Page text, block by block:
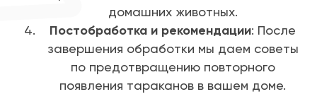
домашних животных.
Постобработка и рекомендации: После
завершения обработки мы даем советы
по предотвращению повторного
появления тараканов в вашем доме.